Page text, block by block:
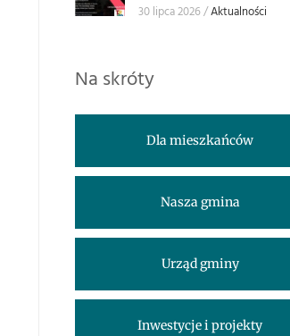
30 lipca 2026 Aktualności
Na skróty
Dla mieszkańców
Nasza gmina
Urząd gminy
Inwestycje i projekty